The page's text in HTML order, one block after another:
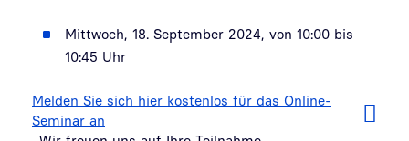
Mittwoch, 18. September 2024, von 10:00 bis
10:45 Uhr
Melden Sie sich hier kostenlos für das Online-
Seminar an